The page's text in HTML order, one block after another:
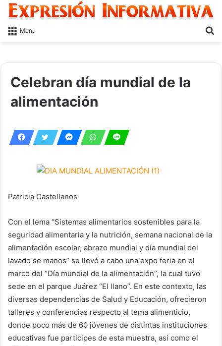
Menu
Celebran día mundial de la
alimentación
Patricia Castellanos
Con el lema “Sistemas alimentarios sostenibles para la
seguridad alimentaria y la nutrición, semana nacional de la
alimentación escolar, abrazo mundial y día mundial del
lavado se manos” se llevó a cabo una expo feria en el
marco del “Día mundial de la alimentación”, la cual tuvo
sede en el parque Juárez “El llano”. En este contexto, las
diversas dependencias de Salud y Educación, ofrecieron
talleres y conferencias respecto al tema alimenticio,
donde poco más de 60 jóvenes de distintas instituciones
educativas fue participes de esta muestra, así como el